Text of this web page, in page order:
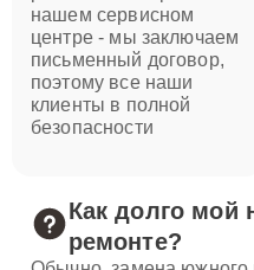
нашем сервисном
центре - мы заключаем
письменный договор,
поэтому все наши
клиенты в полной
безопасности
Как долго мой
ремонте?